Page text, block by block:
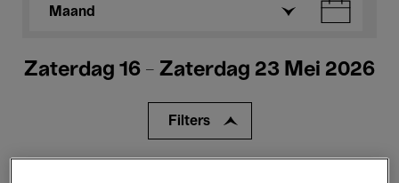
Maand
Zaterdag 16 - Zaterdag 23 Mei 2026
Filters